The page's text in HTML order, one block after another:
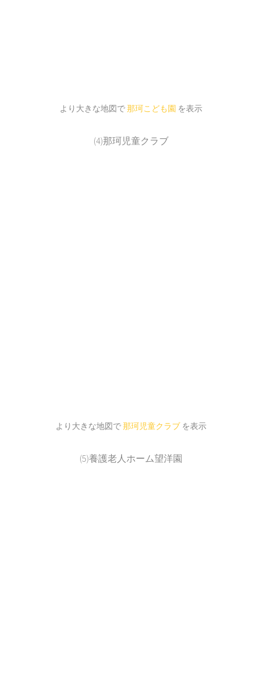
より大きな地図で那珂こども園 を表示
(4)那珂児童クラブ
より大きな地図で那珂児童クラブ を表示
(5)養護老人ホーム望洋園